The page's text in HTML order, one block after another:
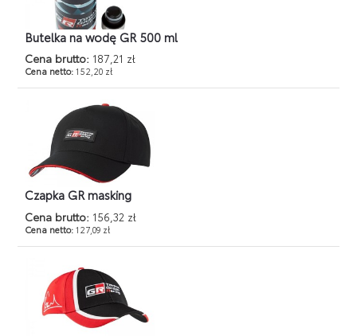
Butelka na wodę GR 500 ml
Cena brutto: 187,21 zł
Cena netto:152,20 zł
Czapka GR masking
Cena brutto: 156,32 zł
Cena netto:127,09 zł